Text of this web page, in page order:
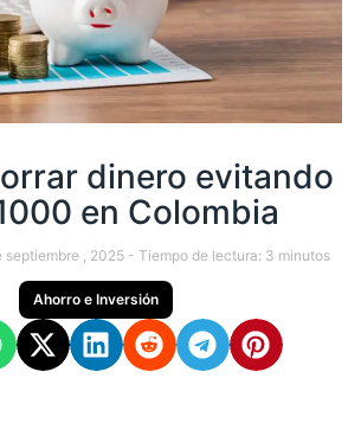
dinero evitando
en Colombia
septiembre , 2025 - Tiempo de lectura: 3 minutos
Ahorro e Inversión